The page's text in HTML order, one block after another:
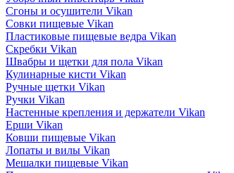
Сгоны и осушители Vikan
Совки пищевые Vikan
Пластиковые пищевые ведра Vikan
Скребки Vikan
Швабры и щетки для пола Vikan
Кулинарные кисти Vikan
Ручные щетки Vikan
Ручки Vikan
Настенные крепления и держатели Vikan
Ерши Vikan
Ковши пищевые Vikan
Лопаты и вилы Vikan
Мешалки пищевые Vikan